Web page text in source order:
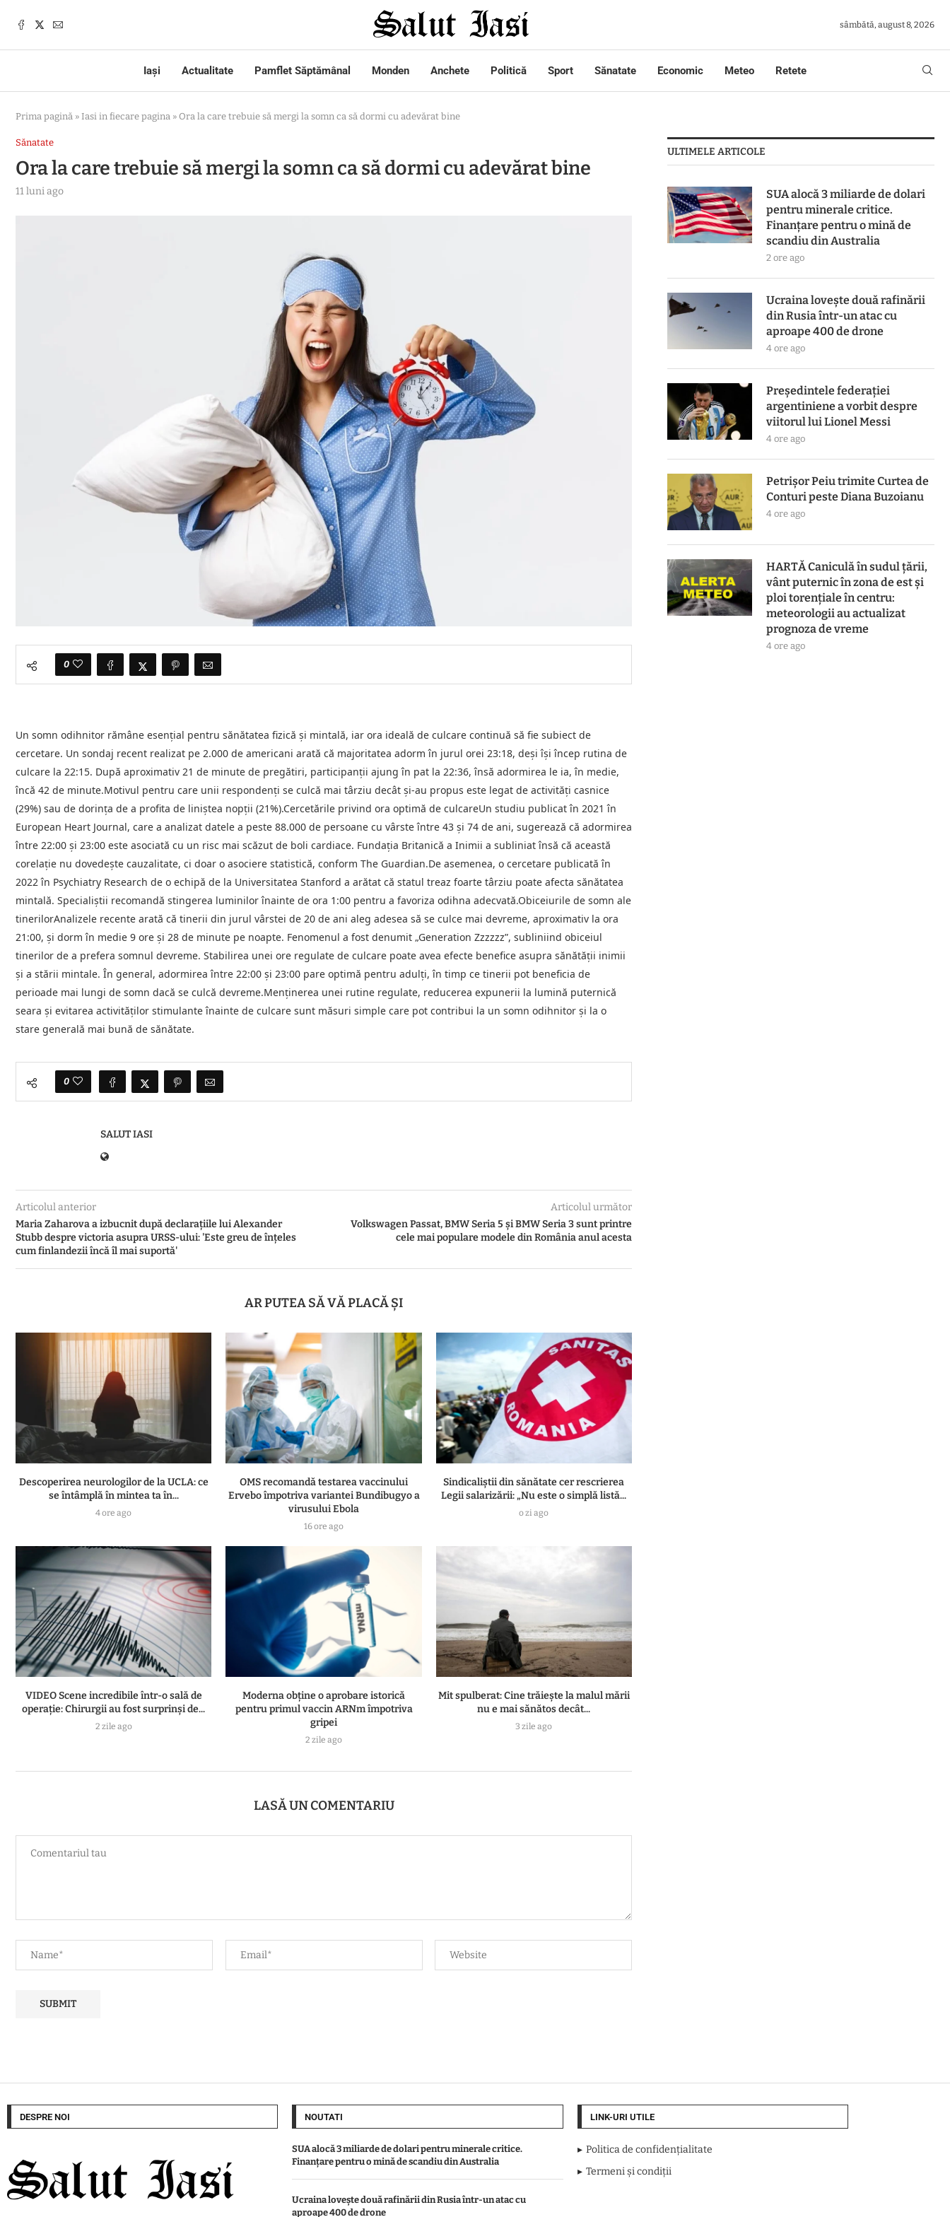
sâmbătă, august 8, 2026
Iași Actualitate Pamflet Săptămânal Monden Anchete Politică Sport Sănatate Economic Meteo Retete
Prima pagină » Iasi in fiecare pagina » Ora la care trebuie să mergi la somn ca să dormi cu adevărat bine
Sănatate
Ora la care trebuie să mergi la somn ca să dormi cu adevărat bine
11 luni ago
0
Un somn odihnitor rămâne esențial pentru sănătatea fizică și mintală, iar ora ideală de culcare continuă să fie subiect de
cercetare. Un sondaj recent realizat pe 2.000 de americani arată că majoritatea adorm în jurul orei 23:18, deși își încep rutina de
culcare la 22:15. După aproximativ 21 de minute de pregătiri, participanții ajung în pat la 22:36, însă adormirea le ia, în medie,
încă 42 de minute.Motivul pentru care unii respondenți se culcă mai târziu decât și-au propus este legat de activități casnice
(29%) sau de dorința de a profita de liniștea nopții (21%).Cercetările privind ora optimă de culcareUn studiu publicat în 2021 în
European Heart Journal, care a analizat datele a peste 88.000 de persoane cu vârste între 43 și 74 de ani, sugerează că adormirea
între 22:00 și 23:00 este asociată cu un risc mai scăzut de boli cardiace. Fundația Britanică a Inimii a subliniat însă că această
corelație nu dovedește cauzalitate, ci doar o asociere statistică, conform The Guardian.De asemenea, o cercetare publicată în
2022 în Psychiatry Research de o echipă de la Universitatea Stanford a arătat că statul treaz foarte târziu poate afecta sănătatea
mintală. Specialiștii recomandă stingerea luminilor înainte de ora 1:00 pentru a favoriza odihna adecvată.Obiceiurile de somn ale
tinerilorAnalizele recente arată că tinerii din jurul vârstei de 20 de ani aleg adesea să se culce mai devreme, aproximativ la ora
21:00, și dorm în medie 9 ore și 28 de minute pe noapte. Fenomenul a fost denumit „Generation Zzzzzz”, subliniind obiceiul
tinerilor de a prefera somnul devreme. Stabilirea unei ore regulate de culcare poate avea efecte benefice asupra sănătății inimii
și a stării mintale. În general, adormirea între 22:00 și 23:00 pare optimă pentru adulți, în timp ce tinerii pot beneficia de
perioade mai lungi de somn dacă se culcă devreme.Menținerea unei rutine regulate, reducerea expunerii la lumină puternică
seara și evitarea activităților stimulante înainte de culcare sunt măsuri simple care pot contribui la un somn odihnitor și la o
stare generală mai bună de sănătate.
0
SALUT IASI
Articolul anterior
Maria Zaharova a izbucnit după declarațiile lui Alexander
Stubb despre victoria asupra URSS-ului: 'Este greu de înțeles
cum finlandezii încă îl mai suportă'
Articolul următor
Volkswagen Passat, BMW Seria 5 și BMW Seria 3 sunt printre
cele mai populare modele din România anul acesta
AR PUTEA SĂ VĂ PLACĂ ȘI
Descoperirea neurologilor de la UCLA: ce
se întâmplă în mintea ta în...
4 ore ago
OMS recomandă testarea vaccinului
Ervebo împotriva variantei Bundibugyo a
virusului Ebola
16 ore ago
Sindicaliștii din sănătate cer rescrierea
Legii salarizării: „Nu este o simplă listă...
o zi ago
VIDEO Scene incredibile într-o sală de
operație: Chirurgii au fost surprinși de...
2 zile ago
Moderna obține o aprobare istorică
pentru primul vaccin ARNm împotriva
gripei
2 zile ago
Mit spulberat: Cine trăiește la malul mării
nu e mai sănătos decât...
3 zile ago
LASĂ UN COMENTARIU
ULTIMELE ARTICOLE
SUA alocă 3 miliarde de dolari
pentru minerale critice.
Finanțare pentru o mină de
scandiu din Australia
2 ore ago
Ucraina lovește două rafinării
din Rusia într-un atac cu
aproape 400 de drone
4 ore ago
Președintele federației
argentiniene a vorbit despre
viitorul lui Lionel Messi
4 ore ago
Petrișor Peiu trimite Curtea de
Conturi peste Diana Buzoianu
4 ore ago
HARTĂ Caniculă în sudul țării,
vânt puternic în zona de est și
ploi torențiale în centru:
meteorologii au actualizat
prognoza de vreme
4 ore ago
DESPRE NOI NOUTATI
SUA alocă 3 miliarde de dolari pentru minerale critice.
Finanțare pentru o mină de scandiu din Australia
Ucraina lovește două rafinării din Rusia într-un atac cu
aproape 400 de drone
LINK-URI UTILE
Politica de confidențialitate
Termeni și condiții